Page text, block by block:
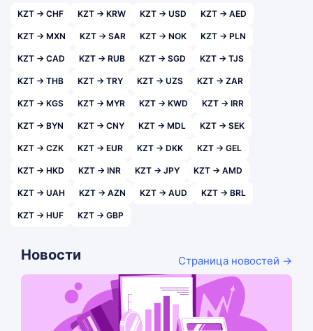
KZT → CHF KZT → KRW KZT → USD KZT → AED
KZT → MXN KZT → SAR KZT → NOK KZT → PLN
KZT → CAD KZT → RUB KZT → SGD KZT → TJS
KZT → THB KZT → TRY KZT → UZS KZT → ZAR
KZT → KGS KZT → MYR KZT → KWD KZT → IRR
KZT → BYN KZT → CNY KZT → MDL KZT → SEK
KZT → CZK KZT → EUR KZT → DKK KZT → GEL
KZT → HKD KZT → INR KZT → JPY KZT → AMD
KZT → UAH KZT → AZN KZT → AUD KZT → BRL
KZT → HUF KZT → GBP
Новости Страница новостей →